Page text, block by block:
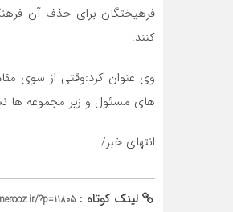
فرهیختگان برای حذف آن
کنند.
وی عنوان کرد:وقتی از سوی
های مسئول و زیر مجموعه ها
انتهای خبر/
لینک کوتاه : ?p=11805